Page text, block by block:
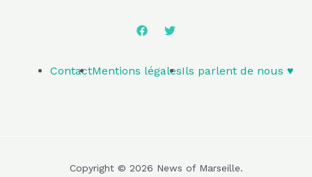
ContactMentions légalesIls parlent de nous ♥️
Copyright © 2026 News of Marseille.